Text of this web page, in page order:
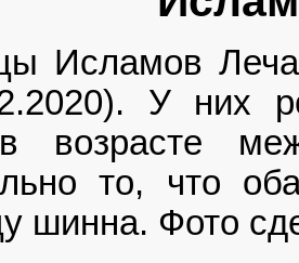
Исламов
У них
возрасте
то, что
шинна. Фото